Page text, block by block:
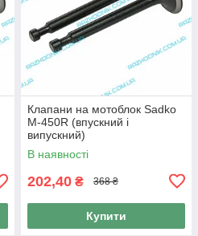
Клапани на мотоблок Sadko
M-450R (впускний і
випускний)
В наявності
202,40 ₴ 368 ₴
Купити